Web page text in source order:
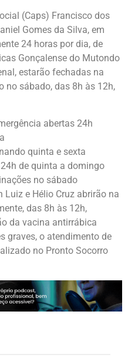
(Caps) Francisco dos
Gomes da Silva, em
24 horas por dia, de
Gonçalense do Mutondo
estarão fechadas na
no sábado, das 8h às 12h,
abertas 24h
quinta e sexta
de quinta a domingo
no sábado
e Hélio Cruz abrirão na
das 8h às 12h,
da vacina antirrábica
graves, o atendimento de
no Pronto Socorro